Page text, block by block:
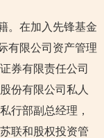
。在加入先锋基金
有限公司资产管理
券有限责任公司
份有限公司私人
行部副总经理，
联和股权投资管